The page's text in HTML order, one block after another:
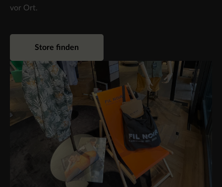
vor Ort.
Store finden